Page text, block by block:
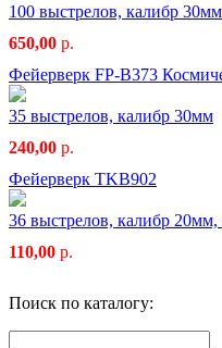
100 выстрелов, калибр 30мм
650,00 р.
Фейерверк FP-B373
35 выстрелов, калибр 30мм
240,00 р.
Фейерверк TKB902
36 выстрелов, калибр 20мм,
110,00 р.
Поиск по каталогу: